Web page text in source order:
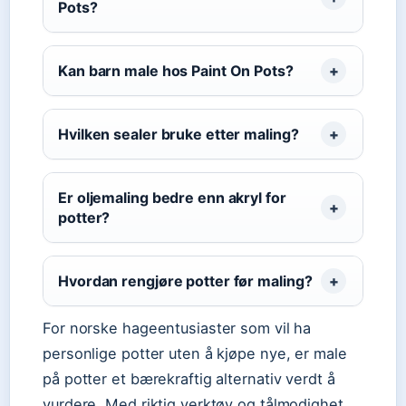
Pots?
Kan barn male hos Paint On Pots?
Hvilken sealer bruke etter maling?
Er oljemaling bedre enn akryl for
potter?
Hvordan rengjøre potter før maling?
For norske hageentusiaster som vil ha
personlige potter uten å kjøpe nye, er male
på potter et bærekraftig alternativ verdt å